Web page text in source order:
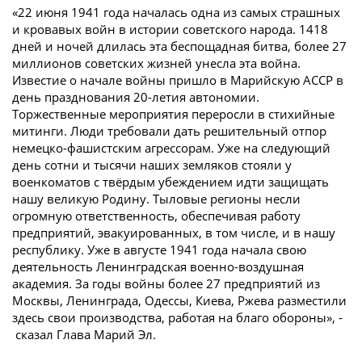
«22 июня 1941 года началась одна из самых страшных
и кровавых войн в истории советского народа. 1418
дней и ночей длилась эта беспощадная битва, более 27
миллионов советских жизней унесла эта война.
Известие о начале войны пришло в Марийскую АССР в
день празднования 20-летия автономии.
Торжественные мероприятия переросли в стихийные
митинги. Люди требовали дать решительный отпор
немецко-фашистским агрессорам. Уже на следующий
день сотни и тысячи наших земляков стояли у
военкоматов с твёрдым убеждением идти защищать
нашу великую Родину. Тыловые регионы несли
огромную ответственность, обеспечивая работу
предприятий, эвакуированных, в том числе, и в нашу
республику. Уже в августе 1941 года начала свою
деятельность Ленинградская военно-воздушная
академия. За годы войны более 27 предприятий из
Москвы, Ленинграда, Одессы, Киева, Ржева разместили
здесь свои производства, работая на благо обороны», -
сказал Глава Марий Эл.